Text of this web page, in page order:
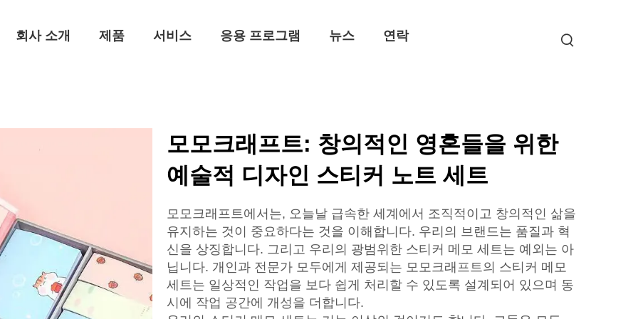
회사 소개 제품 서비스 응용 프로그램 뉴스 연락
모모크래프트: 창의적인 영혼들을 위한
예술적 디자인 스티커 노트 세트
모모크래프트에서는, 오늘날 급속한 세계에서 조직적이고 창의적인 삶을
유지하는 것이 중요하다는 것을 이해합니다. 우리의 브랜드는 품질과 혁
신을 상징합니다. 그리고 우리의 광범위한 스티커 메모 세트는 예외는 아
닙니다. 개인과 전문가 모두에게 제공되는 모모크래프트의 스티커 메모
세트는 일상적인 작업을 보다 쉽게 처리할 수 있도록 설계되어 있으며 동
시에 작업 공간에 개성을 더합니다.